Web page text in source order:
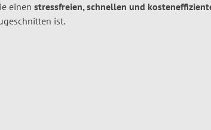
einen stressfreien, schnellen und
ist.